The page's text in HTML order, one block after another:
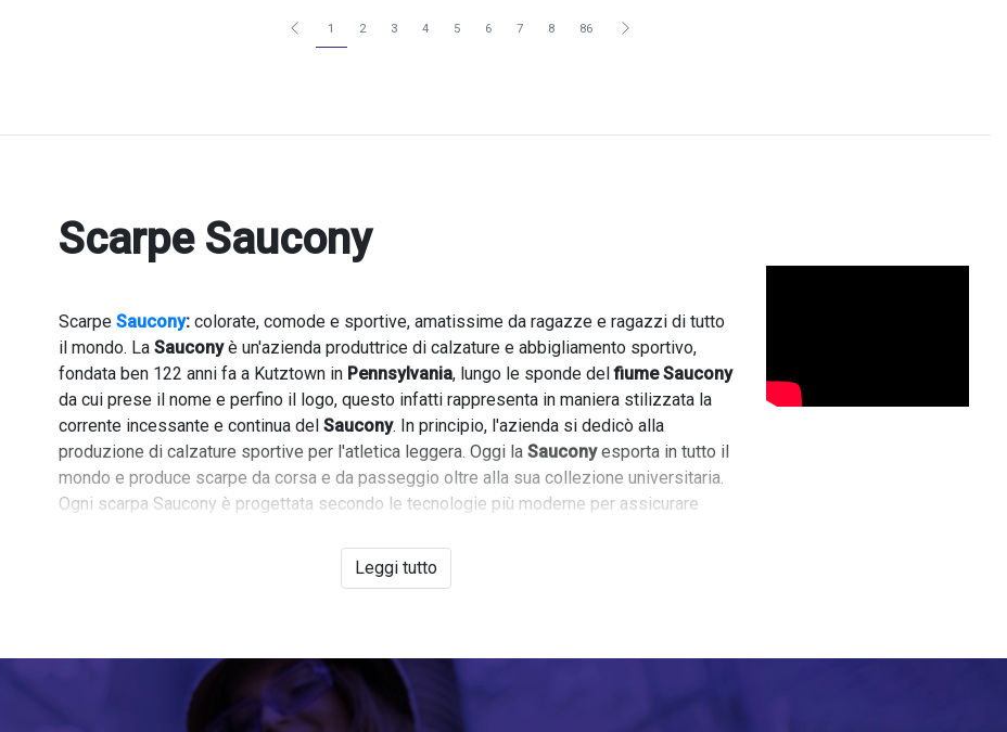
1 2 3 4 5 6 7 8 86
Scarpe Saucony
Scarpe Saucony:colorate, comode e sportive, amatissime da ragazze e ragazzi di tutto
il mondo. La Sauconyè un'azienda produttrice di calzature e abbigliamento sportivo,
fondata ben 122 anni fa a Kutztown in Pennsylvania, lungo le sponde delfiume Saucony
da cui prese il nome e perfino il logo, questo infatti rappresenta in maniera stilizzata la
corrente incessante e continua del Saucony. In principio, l'azienda si dedicò alla
produzione di calzature sportive per l'atletica leggera. Oggi la Sauconyesporta in tutto il
mondo e produce scarpe da corsa e da passeggio oltre alla sua collezione universitaria.
Ogni scarpa Saucony è progettata secondo le tecnologie più moderne per assicurare
combinazioni di colori a rendere uniche le sneakersSaucony
rapiscono lo sguardo, adatte sia per un look sportivo che per un look casual.
Abbiamo disponibili diverse collezioni come leSaucony Jazz, sia con laccio che a
strappo, oppure leSaucony Shodow
dal tocco un po' più vintage. Ci sono poi le
Saucony Originals ispirate ai collage ironici e surreali di
Leggi tutto